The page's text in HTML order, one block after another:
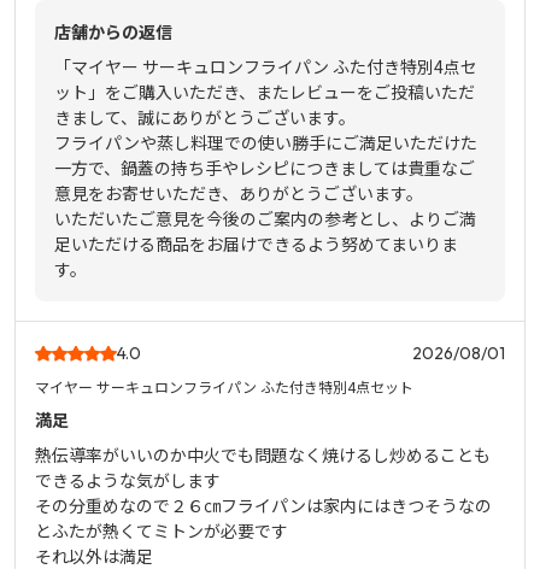
店舗からの返信
「マイヤー サーキュロンフライパン ふた付き特別4点セ
ット」をご購入いただき、またレビューをご投稿いただ
きまして、誠にありがとうございます。
フライパンや蒸し料理での使い勝手にご満足いただけた
一方で、鍋蓋の持ち手やレシピにつきましては貴重なご
意見をお寄せいただき、ありがとうございます。
いただいたご意見を今後のご案内の参考とし、よりご満
足いただける商品をお届けできるよう努めてまいりま
す。
4.0 2026/08/01
マイヤー サーキュロンフライパン ふた付き特別4点セット
満足
熱伝導率がいいのか中火でも問題なく焼けるし炒めることも
できるような気がします
その分重めなので２６㎝フライパンは家内にはきつそうなの
とふたが熱くてミトンが必要です
それ以外は満足